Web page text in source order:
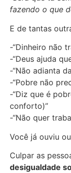
fazendo o que
E de tantas
-“Dinheiro não
-“Deus ajuda
-“Não adianta
-“Pobre não
-“Diz que é
conforto)”
-“Não quer
Você já ouviu
Culpar as
desigualdade